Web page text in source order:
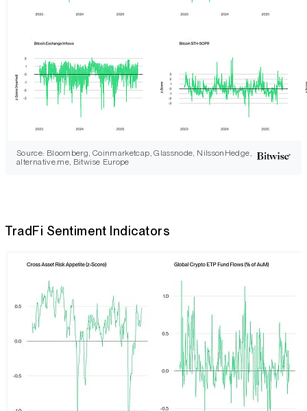
Source: Bloomberg, Coinmarketcap, Glassnode, NilssonHedge,
alternative.me, Bitwise Europe
TradFi Sentiment Indicators